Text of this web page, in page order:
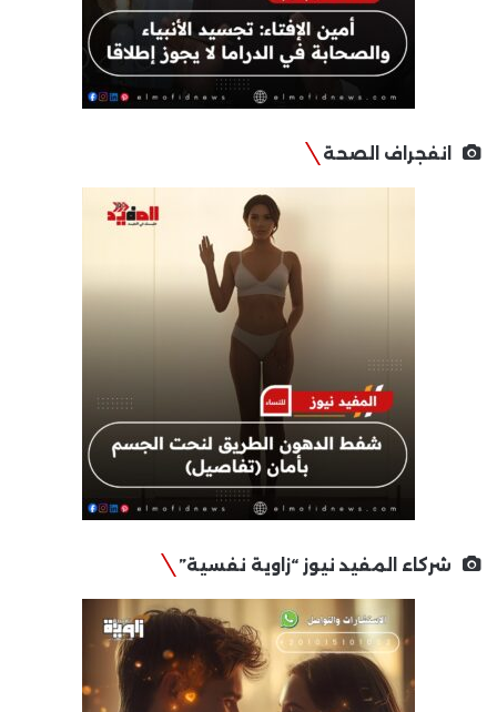
انفجراف الصحة
شركاء المفيد نيوز “زاوية نفسية”